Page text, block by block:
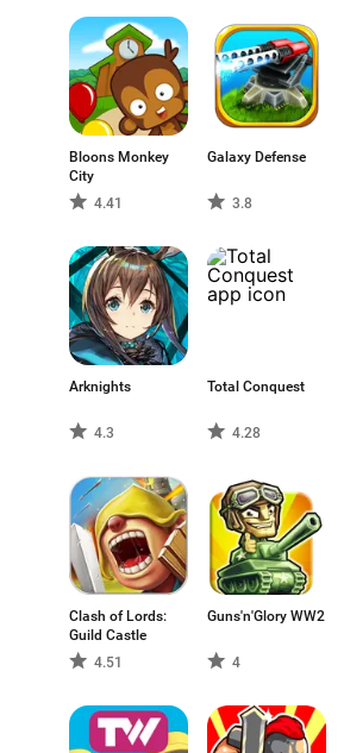
Bloons Monkey
City
4.41
Galaxy Defense
3.8
Arknights
4.3
Total Conquest
4.28
Clash of Lords:
Guild Castle
4.51
Guns'n'Glory WW2
4